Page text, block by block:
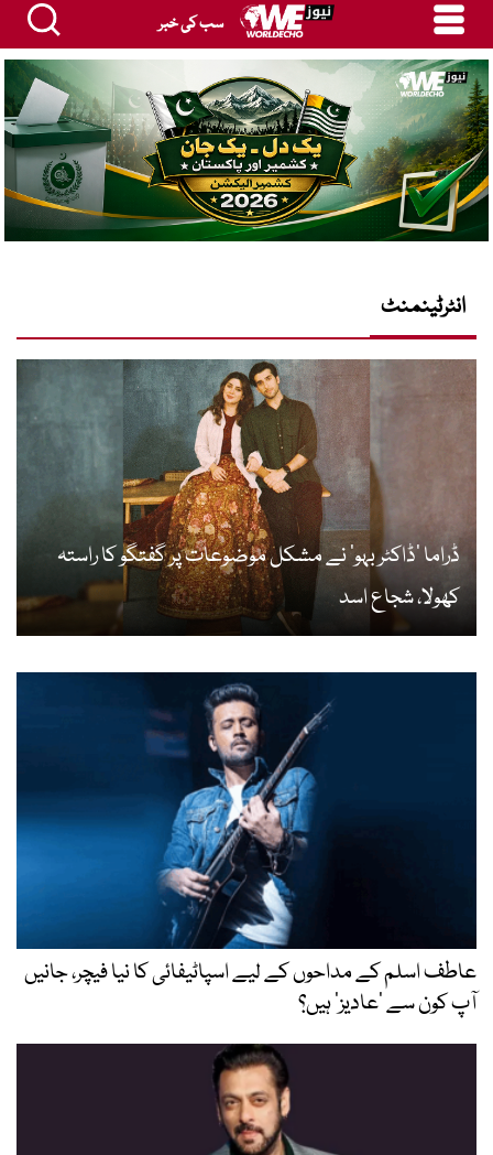
سب کی خبر
انٹرٹینمنٹ
ڈراما ’ڈاکٹر بہو‘ نے مشکل موضوعات پر گفتگو کا راستہ
کھولا، شجاع اسد
عاطف اسلم کے مداحوں کے لیے اسپاٹیفائی کا نیا فیچر، جانیں
آپ کون سے ‘عادیز’ ہیں؟